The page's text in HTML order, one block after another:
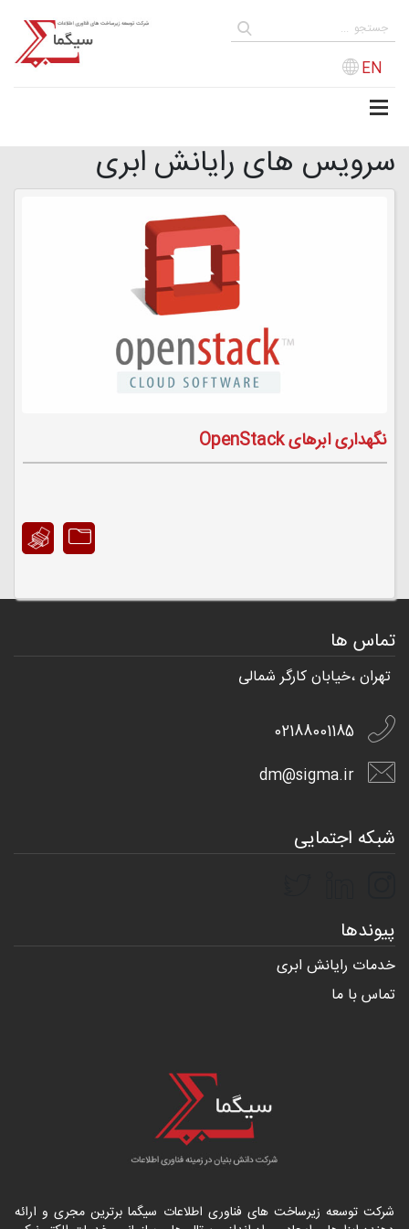
EN
سرویس های رایانش ابری
نگهداری ابرهای OpenStack
تماس ها
تهران ،خیابان کارگر شمالی
02188001185
dm@sigma.ir
شبکه اجتمایی
پیوندها
خدمات رایانش ابری
تماس با ما
شرکت توسعه زیرساخت های فناوری اطلاعات سیگما برترین مجری و ارائه